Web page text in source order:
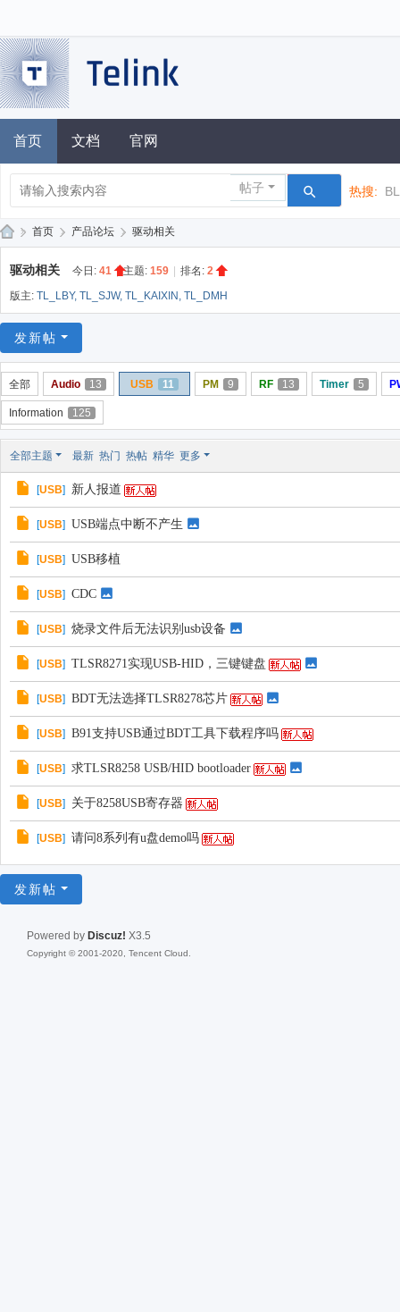
首页 文档 官网
帖子 热搜:
论
坛
» 首页 › 产品论坛 › 驱动相关
驱动相关 今日: 41 | 主题: 159 排名: 2
版主: TL_LBY, TL_SJW, TL_KAIXIN , TL_DMH
发新帖
全部 Audio 13 USB 11 PM 9 RF 13 Timer 5
Information 125
全部主题 最新 热门 热帖 精华 更多
[USB] 新人报道
[USB] USB端点中断不产生
[USB] USB移植
[USB] CDC
[USB] 烧录文件后无法识别usb设备
[USB] TLSR8271实现USB-HID，三键键盘
[USB] BDT无法选择TLSR8278芯片
[USB] B91支持USB通过BDT工具下载程序吗
[USB] 求TLSR8258 USB/HID bootloader
[USB] 关于8258USB寄存器
[USB] 请问8系列有u盘demo吗
发新帖
Powered by Discuz! X3.5
Copyright © 2001-2020, Tencent Cloud.